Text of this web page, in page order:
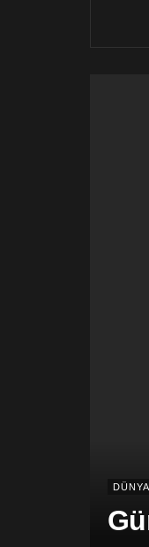
DÜNYA